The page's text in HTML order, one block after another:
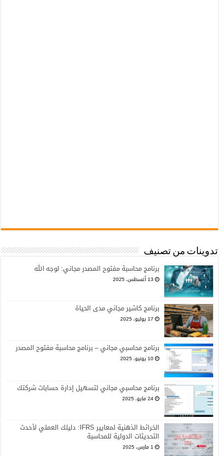
تدوينات من تصنيف
برنامج محاسبة مفتوح المصدر مجاني: لوجه الله
13 أغسطس، 2025
برنامج كاشير مجاني مدى الحياة
17 يوليو، 2025
برنامج محاسبي مجاني – برنامج محاسبة مفتوح المصدر
10 يونيو، 2025
برنامج محاسبي مجاني لتسهيل إدارة حسابات شركتك
24 مايو، 2025
الخرائط الذهنية لمعايير IFRS: دليلك العملي لأحدث
التحديثات الدولية للمحاسبة
1 مارس، 2025